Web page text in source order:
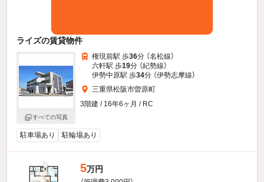
ライズの賃貸物件
すべての写真
権現前駅 歩36分 （名松線）
六軒駅 歩19分 （紀勢線）
伊勢中原駅 歩34分 （伊勢志摩線）
三重県松阪市曽原町
3階建 / 16年6ヶ月 / RC
駐車場あり 駐輪場あり
5万円